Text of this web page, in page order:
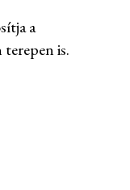
a
is.